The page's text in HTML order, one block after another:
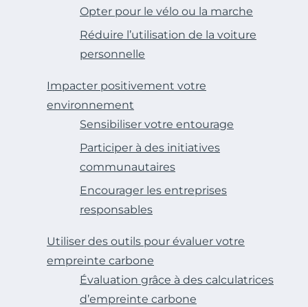
Opter pour le vélo ou la marche
Réduire l’utilisation de la voiture
personnelle
Impacter positivement votre
environnement
Sensibiliser votre entourage
Participer à des initiatives
communautaires
Encourager les entreprises
responsables
Utiliser des outils pour évaluer votre
empreinte carbone
Évaluation grâce à des calculatrices
d’empreinte carbone